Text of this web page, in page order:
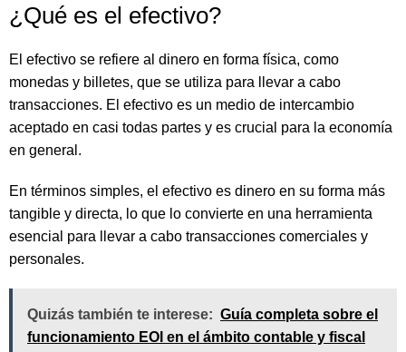
¿Qué es el efectivo?
El efectivo se refiere al dinero en forma física, como
monedas y billetes, que se utiliza para llevar a cabo
transacciones. El efectivo es un medio de intercambio
aceptado en casi todas partes y es crucial para la economía
en general.
En términos simples, el efectivo es dinero en su forma más
tangible y directa, lo que lo convierte en una herramienta
esencial para llevar a cabo transacciones comerciales y
personales.
Quizás también te interese: Guía completa sobre el
funcionamiento EOI en el ámbito contable y fiscal